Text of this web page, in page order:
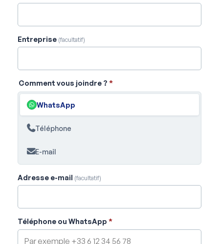
Entreprise (facultatif)
Comment vous joindre ? *
WhatsApp
Téléphone
E-mail
Adresse e-mail (facultatif)
Téléphone ou WhatsApp *